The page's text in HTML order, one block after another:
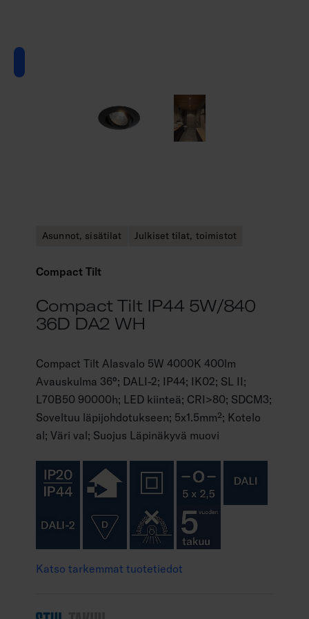
Asunnot, sisätilat Julkiset tilat, toimistot
Compact Tilt
Compact Tilt IP44 5W/840
36D DA2 WH
Compact Tilt Alasvalo 5W 4000K 400lm
Avauskulma 36°; DALI-2; IP44; IK02; SL II;
L70B50 90000h; LED kiinteä; CRI>80; SDCM3;
Soveltuu läpijohdotukseen; 5x1.5mm²; Kotelo
al; Väri val; Suojus Läpinäkyvä muovi
Katso tarkemmat tuotetiedot